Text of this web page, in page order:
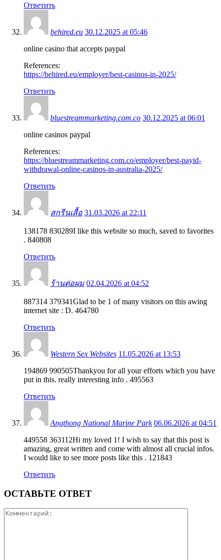
Ответить
behired.eu 30.12.2025 at 05:46
online casino that accepts paypal
References:
https://behired.eu/employer/best-casinos-in-2025/
Ответить
bluestreammarketing.com.co 30.12.2025 at 06:01
online casinos paypal
References:
https://bluestreammarketing.com.co/employer/best-payid-
withdrawal-online-casinos-in-australia-2025/
Ответить
สกรีนเสื้อ 31.03.2026 at 22:11
138178 830289I like this website so much, saved to favorites
. 840808
Ответить
ร้านต่อผม 02.04.2026 at 04:52
887314 379341Glad to be 1 of many visitors on this awing
internet site : D. 464780
Ответить
Western Sex Websites 11.05.2026 at 13:53
194869 990505Thankyou for all your efforts which you have
put in this. really interesting info . 495563
Ответить
Angthong National Marine Park 06.06.2026 at 04:51
449558 363112Hi my loved 1! I wish to say that this post is
amazing, great written and come with almost all crucial infos.
I would like to see more posts like this . 121843
Ответить
ОСТАВЬТЕ ОТВЕТ